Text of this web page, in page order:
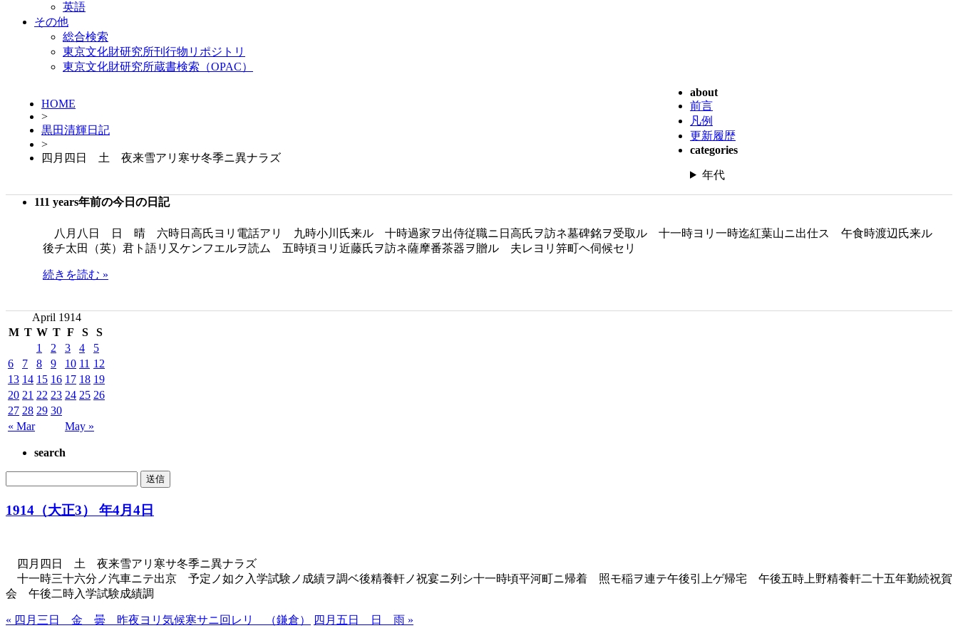
英語
その他
総合検索
東京文化財研究所刊行物リポジトリ
東京文化財研究所蔵書検索（OPAC）
HOME
>
黒田清輝日記
>
四月四日 土 夜来雪アリ寒サ冬季ニ異ナラズ
about
前言
凡例
更新履歴
categories
年代
111 years年前の今日の日記
八月八日 日 晴 六時日高氏ヨリ電話アリ 九時小川氏来ル 十時過家ヲ出侍従職ニ日高氏ヲ訪ネ墓碑銘ヲ受取ル 十一時ヨリ一時迄紅葉山ニ出仕ス 午食時渡辺氏来ル
後チ太田（英）君ト語リ又ケンフエルヲ読ム 五時頃ヨリ近藤氏ヲ訪ネ薩摩番茶器ヲ贈ル 夫レヨリ笄町ヘ伺候セリ
続きを読む »
April 1914
M T W T F S S
« Mar May »
1 2 3 4
5
6
7 8 9 10 11 12
13 14 15 16 17 18 19
20 21 22 23 24 25 26
27 28 29 30
search
1914（大正3） 年4月4日
四月四日 土 夜来雪アリ寒サ冬季ニ異ナラズ
十一時三十六分ノ汽車ニテ出京 予定ノ如ク入学試験ノ成績ヲ調ベ後精養軒ノ祝宴ニ列シ十一時頃平河町ニ帰着 照モ稲ヲ連テ午後引上ゲ帰宅 午後五時上野精養軒二十五年勤続祝賀
会 午後二時入学試験成績調
« 四月三日 金 曇 昨夜ヨリ気候寒サニ回レリ （鎌倉） 四月五日 日 雨 »